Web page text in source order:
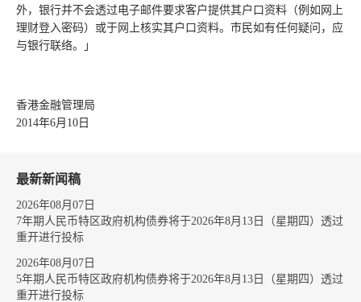
外，银行并不会透过电子邮件要求客户提供其户口资料（例如网上
理财登入密码）或于网上核实其户口资料。市民如有任何疑问，应
与银行联络。」
香港金融管理局
2014年6月10日
最新新闻稿
2026年08月07日
7年期人民币特区政府机构债券将于2026年8月13日（星期四）透过
重开进行投标
2026年08月07日
5年期人民币特区政府机构债券将于2026年8月13日（星期四）透过
重开进行投标